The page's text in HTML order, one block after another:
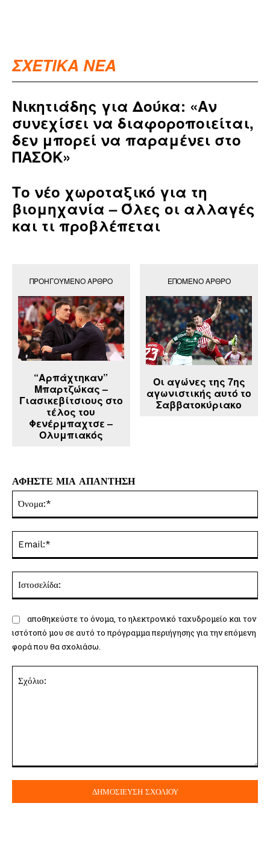
ΣΧΕΤΙΚΑ ΝΕΑ
Νικητιάδης για Δούκα: «Αν
συνεχίσει να διαφοροποιείται,
δεν μπορεί να παραμένει στο
ΠΑΣΟΚ»
Το νέο χωροταξικό για τη
βιομηχανία – Όλες οι αλλαγές
και τι προβλέπεται
ΠΡΟΗΓΟΎΜΕΝΟ ΆΡΘΡΟ
“Αρπάχτηκαν”
Μπαρτζώκας –
Γιασικεβίτσιους στο
τέλος του
Φενέρμπαχτσε –
Ολυμπιακός
ΕΠΌΜΕΝΟ ΆΡΘΡΟ
Οι αγώνες της 7ης
αγωνιστικής αυτό το
Σαββατοκύριακο
ΑΦΗΣΤΕ ΜΙΑ ΑΠΑΝΤΗΣΗ
αποθηκεύστε το όνομα, το ηλεκτρονικό ταχυδρομείο και τον
ιστότοπό μου σε αυτό το πρόγραμμα περιήγησης για την επόμενη
φορά που θα σχολιάσω.